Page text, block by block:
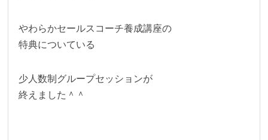
やわらかセールスコーチ養成講座の
特典についている
少人数制グループセッションが
終えました＾＾